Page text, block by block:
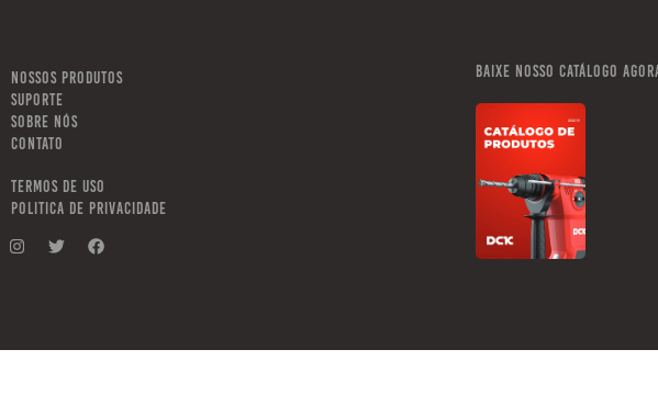
NOSSOS PRODUTOS
SUPORTE
SOBRE NÓS
CONTATO
TERMOS DE USO
POLITICA DE PRIVACIDADE
Baixe nosso catálogo